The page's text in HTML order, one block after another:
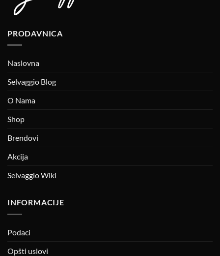
PRODAVNICA
Naslovna
Selvaggio Blog
O Nama
Shop
Brendovi
Akcija
Selvaggio Wiki
INFORMACIJE
Podaci
Opšti uslovi